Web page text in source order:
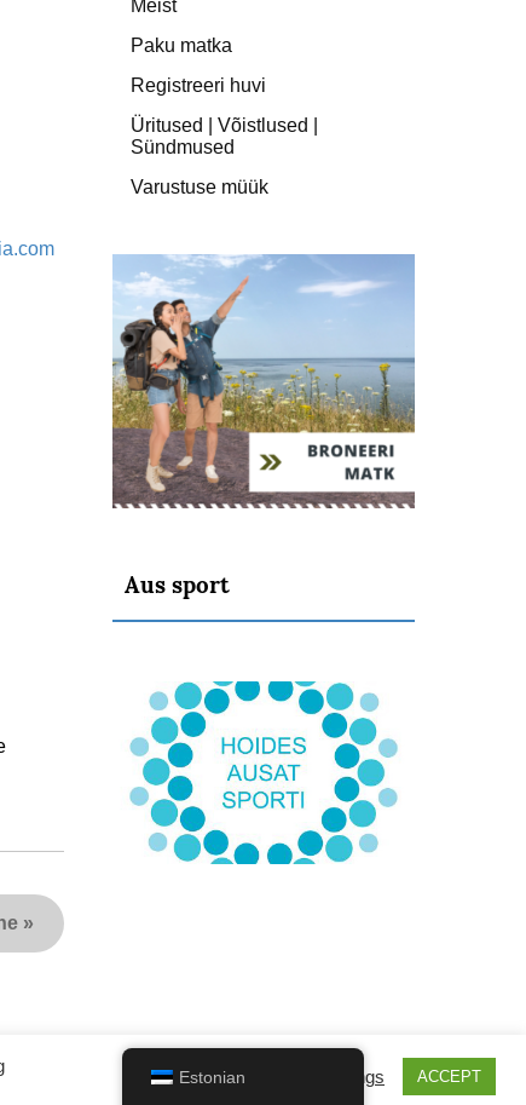
»
Meist
Paku matka
Registreeri huvi
Üritused | Võistlused |
Sündmused
Varustuse müük
Aus sport
Cookie settings ACCEPT
Estonian